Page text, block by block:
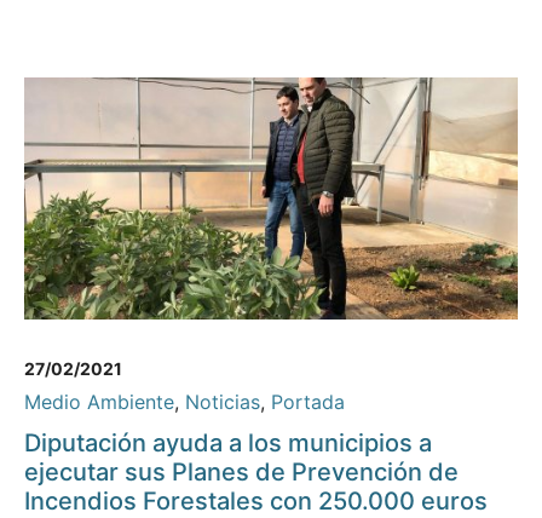
27/02/2021
Medio Ambiente, Noticias, Portada
Diputación ayuda a los municipios a
ejecutar sus Planes de Prevención de
Incendios Forestales con 250.000 euros